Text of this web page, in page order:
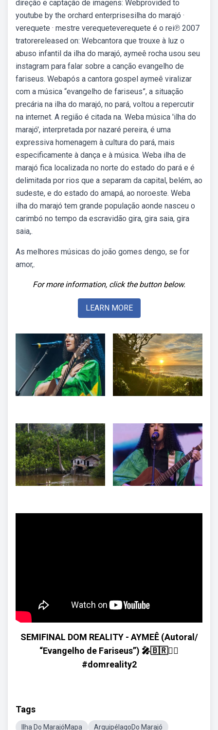
direção e captação de imagens: Webprovided to
youtube by the orchard enterprisesilha do marajó ·
verequete · mestre verequeteverequete é o rei℗ 2007
tratorereleased on: Webcantora que trouxe à luz o
abuso infantil da ilha do marajó, aymeê rocha usou seu
instagram para falar sobre a canção evangelho de
fariseus. Webapós a cantora gospel aymeê viralizar
com a música “evangelho de fariseus”, a situação
precária na ilha do marajó, no pará, voltou a repercutir
na internet. A região é citada na. Weba música 'ilha do
marajó', interpretada por nazaré pereira, é uma
expressiva homenagem à cultura do pará, mais
especificamente à dança e à música. Weba ilha de
marajó fica localizada no norte do estado do pará e é
delimitada por rios que a separam da capital, belém, ao
sudeste, e do estado do amapá, ao noroeste. Weba
ilha do marajó tem grande população aonde nasceu o
carimbó no tempo da escravidão gira, gira saia, gira
saia,.
As melhores músicas do joão gomes dengo, se for
amor,.
For more information, click the button below.
LEARN MORE
SEMIFINAL DOM REALITY - AYMEÊ (Autoral/
“Evangelho de Fariseus”) 🎤🇧🇷❤️‍🔥
#domreality2
Tags
Ilha Do MarajóMapa ArquipélagoDo Marajó